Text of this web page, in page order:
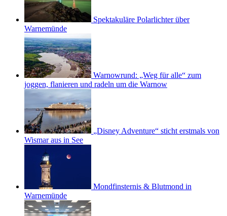
Spektakuläre Polarlichter über
Warnemünde
Warnowrund: „Weg für alle“ zum
joggen, flanieren und radeln um die Warnow
„Disney Adventure“ sticht erstmals von
Wismar aus in See
Mondfinsternis & Blutmond in
Warnemünde